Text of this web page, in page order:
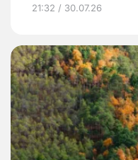
21:32 / 30.07.26